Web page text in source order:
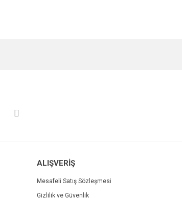
bulunuyor.
ALIŞVERİŞ
Mesafeli Satış Sözleşmesi
Gizlilik ve Güvenlik